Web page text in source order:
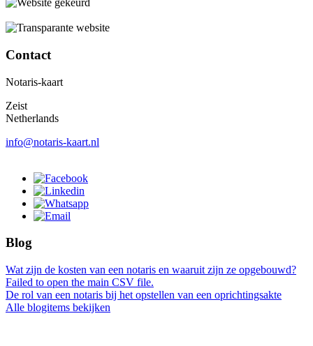
Contact
Notaris-kaart
Zeist
Netherlands
info@notaris-kaart.nl
Blog
Wat zijn de kosten van een notaris en waaruit zijn ze opgebouwd?
Failed to open the main CSV file.
De rol van een notaris bij het opstellen van een oprichtingsakte
Alle blogitems bekijken